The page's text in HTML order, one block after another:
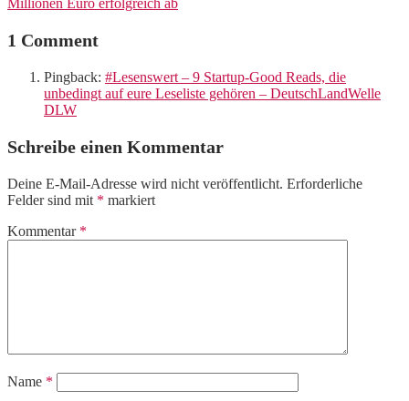
Millionen Euro erfolgreich ab
1 Comment
Pingback: #Lesenswert – 9 Startup-Good Reads, die
unbedingt auf eure Leseliste gehören – DeutschLandWelle
DLW
Schreibe einen Kommentar
Deine E-Mail-Adresse wird nicht veröffentlicht. Erforderliche
Felder sind mit * markiert
Kommentar *
Name *